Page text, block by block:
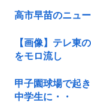
高市早苗のニュ
【画像】テレ東
をモロ流し
甲子園球場で起
中学生に・・